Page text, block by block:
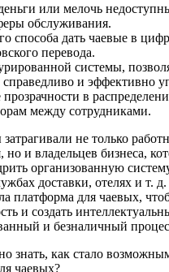
или мелочь
обслуживания.
способа дать чаевые в
перевода.
системы,
и эффективно
в
между сотрудниками.
не только
но и владельцев бизнеса,
организованную
доставки, отелях и т.
платформа для чаевых,
и создать
и безналичный
знать, как стало
чаевых?